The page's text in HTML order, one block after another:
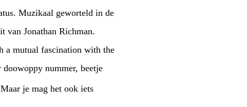
Muzikaal geworteld in de
van Jonathan Richman.
a mutual fascination with the
doowoppy nummer, beetje
je mag het ook iets